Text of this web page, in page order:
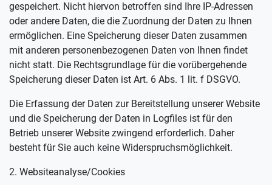
gespeichert. Nicht hiervon betroffen sind Ihre IP-Adressen
oder andere Daten, die die Zuordnung der Daten zu Ihnen
ermöglichen. Eine Speicherung dieser Daten zusammen
mit anderen personenbezogenen Daten von Ihnen findet
nicht statt. Die Rechtsgrundlage für die vorübergehende
Speicherung dieser Daten ist Art. 6 Abs. 1 lit. f DSGVO.
Die Erfassung der Daten zur Bereitstellung unserer Website
und die Speicherung der Daten in Logfiles ist für den
Betrieb unserer Website zwingend erforderlich. Daher
besteht für Sie auch keine Widerspruchsmöglichkeit.
2. Websiteanalyse/Cookies